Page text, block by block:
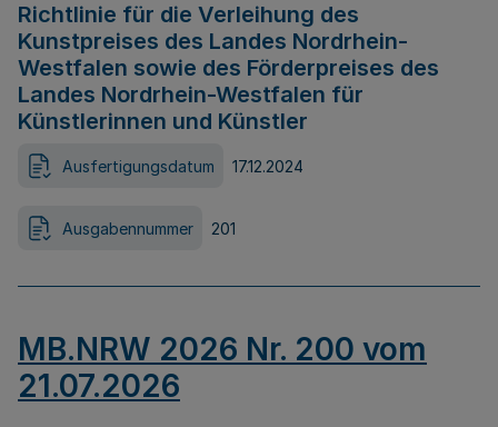
Richtlinie für die Verleihung des
Kunstpreises des Landes Nordrhein-
Westfalen sowie des Förderpreises des
Landes Nordrhein-Westfalen für
Künstlerinnen und Künstler
Ausfertigungsdatum 17.12.2024
Ausgabennummer 201
MB.NRW 2026 Nr. 200 vom
21.07.2026